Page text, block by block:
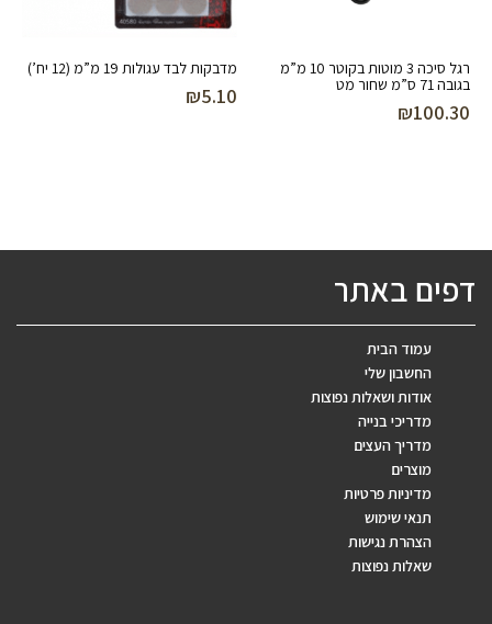
רגל סיכה 3 מוטות בקוטר 10 מ”מ
בגובה 71 ס”מ שחור מט
₪100.30
מדבקות לבד עגולות 19 מ”מ (12 יח’)
₪5.10
דפים באתר
עמוד הבית
החשבון שלי
אודות ושאלות נפוצות
מדריכי בנייה
מדריך העצים
מוצרים
מדיניות פרטיות
תנאי שימוש
הצהרת נגישות
שאלות נפוצות